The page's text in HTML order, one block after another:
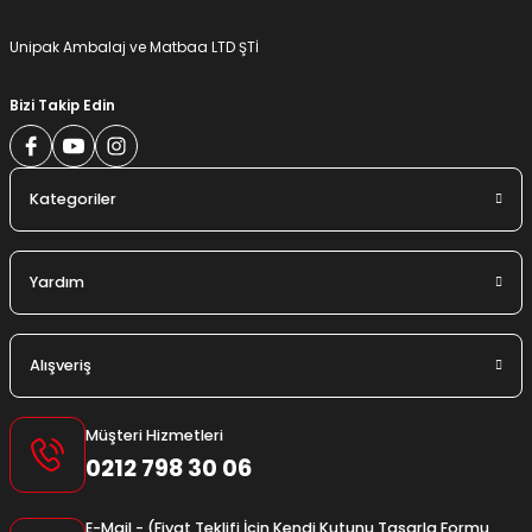
Unipak Ambalaj ve Matbaa LTD ŞTİ
Bizi Takip Edin
Kategoriler
Yardım
Alışveriş
Müşteri Hizmetleri
0212 798 30 06
E-Mail - (Fiyat Teklifi İçin Kendi Kutunu Tasarla Formu